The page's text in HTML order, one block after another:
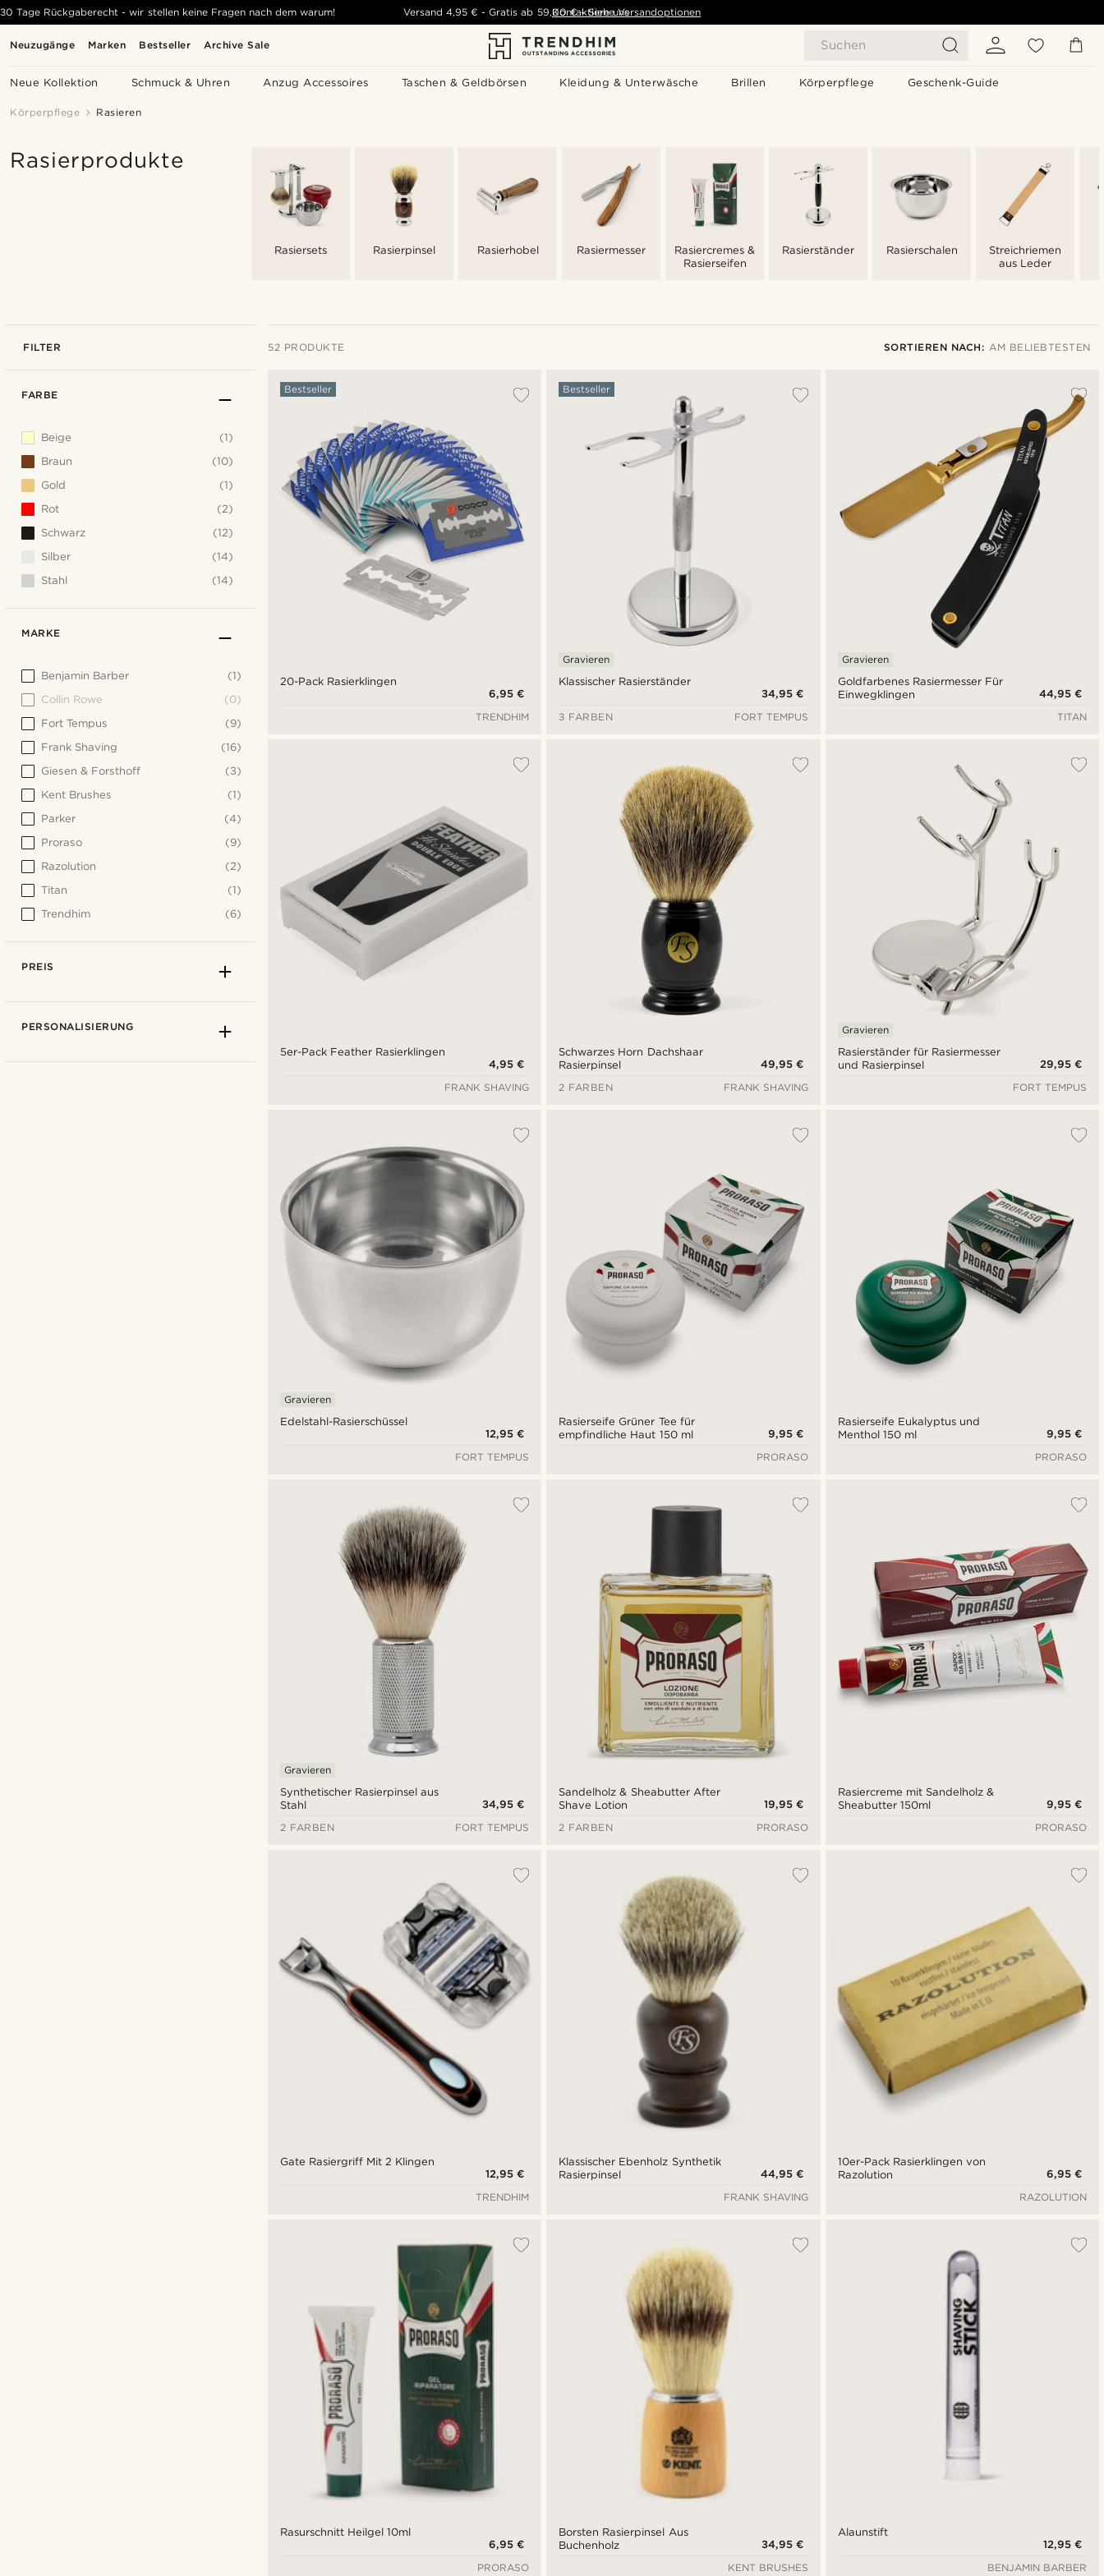
Neuzugänge Marken Bestseller Archive Sale Suchen
Neue Kollektion Schmuck & Uhren Anzug Accessoires Taschen & Geldbörsen Kleidung & Unterwäsche Brillen Körperpflege Geschenk-Guide
30 Tage Rückgaberecht - wir stellen keine Fragen nach dem warum! Versand 4,95 € -Gratis ab 59,00 € - Siehe Versandoptionen
Kontaktiere uns
Körperpflege Rasieren
Rasierprodukte
Rasiersets Rasierpinsel Rasierhobel Rasiermesser
Rasiercremes &
Rasierseifen
Rasierständer Rasierschalen
Streichriemen
aus Leder
FILTER 52 PRODUKTE SORTIEREN NACH: AM BELIEBTESTEN
Niedrigster Preis
Höchster Preis
20-Pack Rasierklingen
Bestseller
6,95 €
TRENDHIM
Klassischer Rasierständer
Bestseller
Gravieren
34,95 €
3 FARBEN
FORT TEMPUS
Goldfarbenes Rasiermesser Für
Einwegklingen
Gravieren
44,95 €
TITAN
5er-Pack Feather Rasierklingen
4,95 €
FRANK SHAVING
Schwarzes Horn Dachshaar
Rasierpinsel
49,95 €
2 FARBEN
FRANK SHAVING
Rasierständer für Rasiermesser
und Rasierpinsel
Gravieren
29,95 €
FORT TEMPUS
Edelstahl-Rasierschüssel
Gravieren
12,95 €
FORT TEMPUS
Rasierseife Grüner Tee für
empfindliche Haut 150 ml
9,95 €
PRORASO
Rasierseife Eukalyptus und
Menthol 150 ml
9,95 €
PRORASO
Synthetischer Rasierpinsel aus
Stahl
Gravieren
34,95 €
2 FARBEN
FORT TEMPUS
Sandelholz & Sheabutter After
Shave Lotion
19,95 €
2 FARBEN
PRORASO
Rasiercreme mit Sandelholz &
Sheabutter 150ml
9,95 €
PRORASO
Gate Rasiergriff Mit 2 Klingen
12,95 €
TRENDHIM
Klassischer Ebenholz Synthetik
Rasierpinsel
44,95 €
FRANK SHAVING
10er-Pack Rasierklingen von
Razolution
6,95 €
RAZOLUTION
Rasurschnitt Heilgel 10ml
6,95 €
PRORASO
Borsten Rasierpinsel Aus
Buchenholz
34,95 €
KENT BRUSHES
Alaunstift
12,95 €
BENJAMIN BARBER
FARBE
Beige
(1)
Braun
(10)
Gold
(1)
Rot
(2)
Schwarz
(12)
Silber
(14)
Stahl
(14)
MARKE
Benjamin Barber
(1)
Collin Rowe
(0)
Fort Tempus
(9)
Frank Shaving
(16)
Giesen & Forsthoff
(3)
Kent Brushes
(1)
Parker
(4)
Proraso
(9)
Razolution
(2)
Titan
(1)
Trendhim
(6)
PREIS
PERSONALISIERUNG